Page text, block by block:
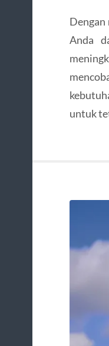
Anda
untuk